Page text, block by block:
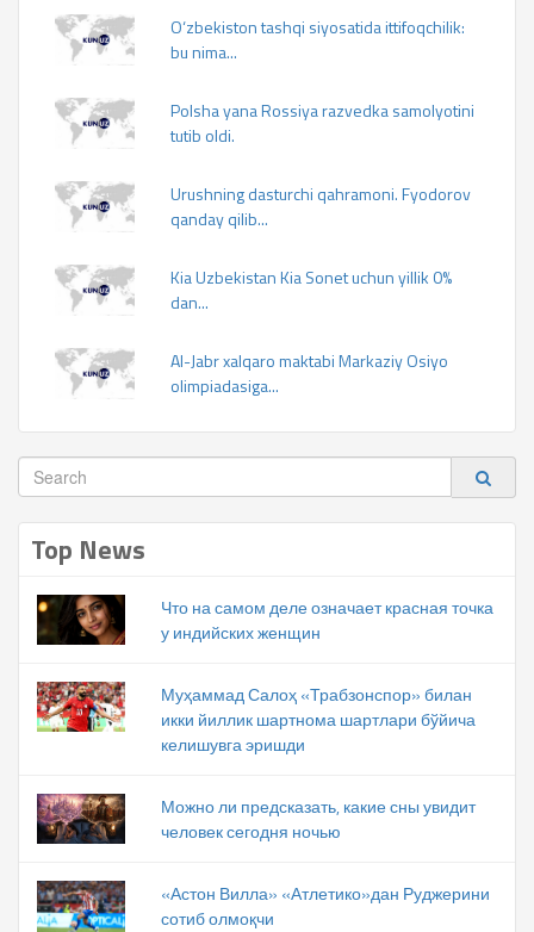
O‘zbekiston tashqi siyosatida ittifoqchilik:
bu nima...
Polsha yana Rossiya razvedka samolyotini
tutib oldi.
Urushning dasturchi qahramoni. Fyodorov
qanday qilib...
Kia Uzbekistan Kia Sonet uchun yillik 0%
dan...
Al-Jabr xalqaro maktabi Markaziy Osiyo
olimpiadasiga...
Top News
Что на самом деле означает красная точка
у индийских женщин
Муҳаммад Салоҳ «Трабзонспор» билан
икки йиллик шартнома шартлари бўйича
келишувга эришди
Можно ли предсказать, какие сны увидит
человек сегодня ночью
«Астон Вилла» «Атлетико»дан Руджерини
сотиб олмоқчи